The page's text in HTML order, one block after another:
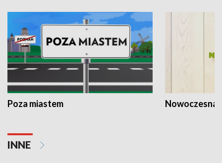
Poza miastem Nowoczesna
INNE